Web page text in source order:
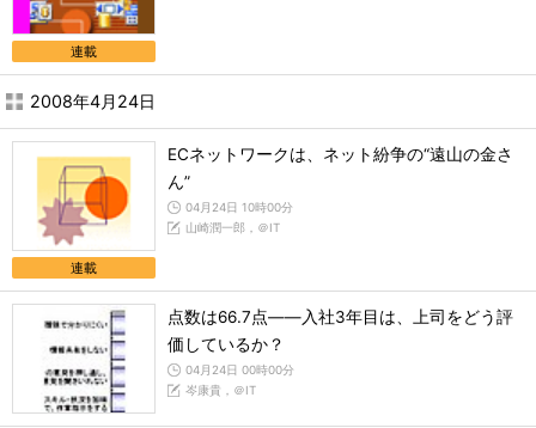
連載
2008年4月24日
連載
ECネットワークは、ネット紛争の“遠山の金さ
ん”
04月24日 10時00分
山崎潤一郎，＠IT
点数は66.7点――入社3年目は、上司をどう評
価しているか？
04月24日 00時00分
岑康貴，＠IT